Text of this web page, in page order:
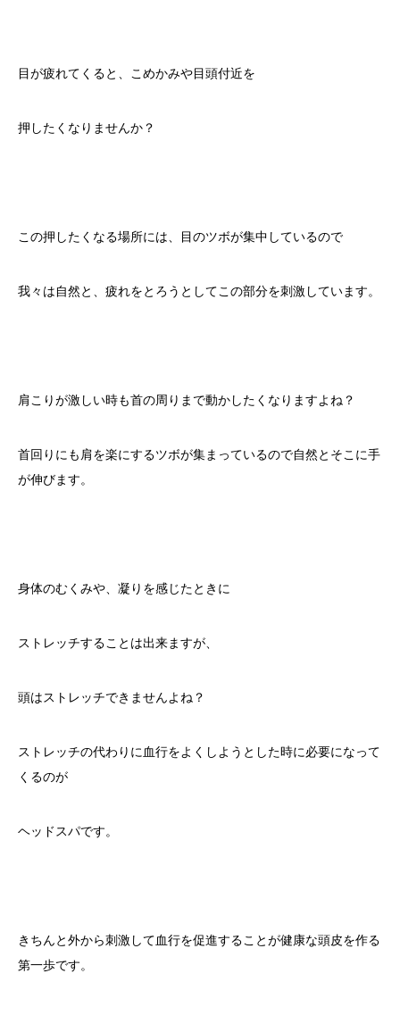
目が疲れてくると、こめかみや目頭付近を
押したくなりませんか？
この押したくなる場所には、目のツボが集中しているので
我々は自然と、疲れをとろうとしてこの部分を刺激しています。
肩こりが激しい時も首の周りまで動かしたくなりますよね？
首回りにも肩を楽にするツボが集まっているので自然とそこに手
が伸びます。
身体のむくみや、凝りを感じたときに
ストレッチすることは出来ますが、
頭はストレッチできませんよね？
ストレッチの代わりに血行をよくしようとした時に必要になって
くるのが
ヘッドスパです。
きちんと外から刺激して血行を促進することが健康な頭皮を作る
第一歩です。